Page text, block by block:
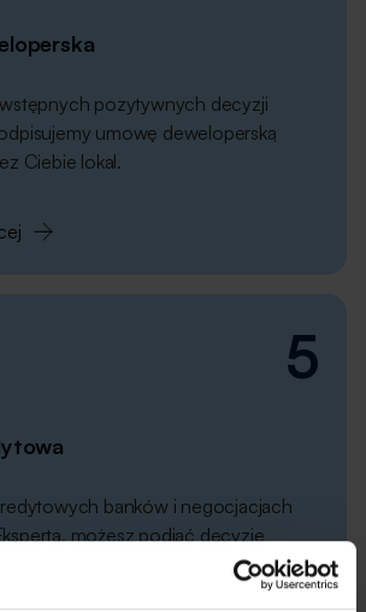
pozytywnych decyzji
umowę deweloperską
Ciebie lokal.
5
banków i negocjacjach
możesz podjąć decyzję
umówi Cię na podpisanie umowy.